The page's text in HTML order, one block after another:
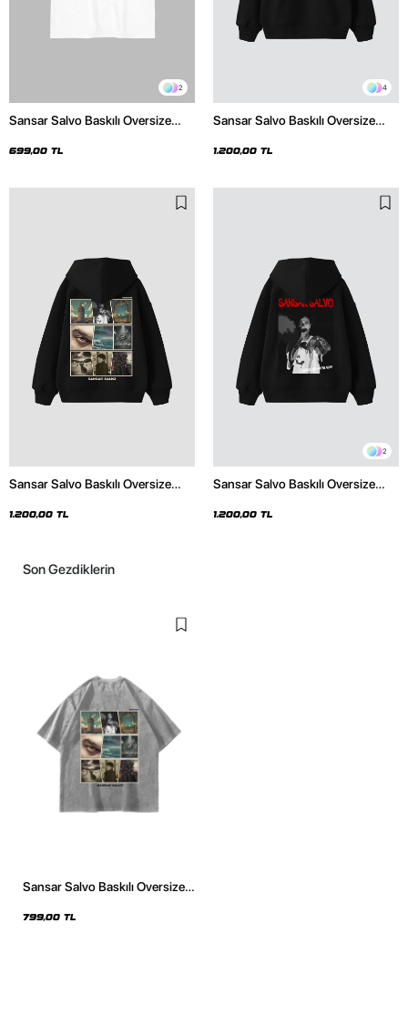
2
Sansar Salvo Baskılı Oversize
699,00 TL
4
Sansar Salvo Baskılı Oversize
1.200,00 TL
Sansar Salvo Baskılı Oversize
1.200,00 TL
2
Sansar Salvo Baskılı Oversize
1.200,00 TL
Son Gezdiklerin
Sansar Salvo Baskılı Oversize
799,00 TL